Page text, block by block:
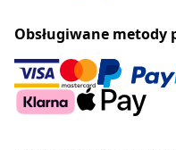
Obsługiwane metody